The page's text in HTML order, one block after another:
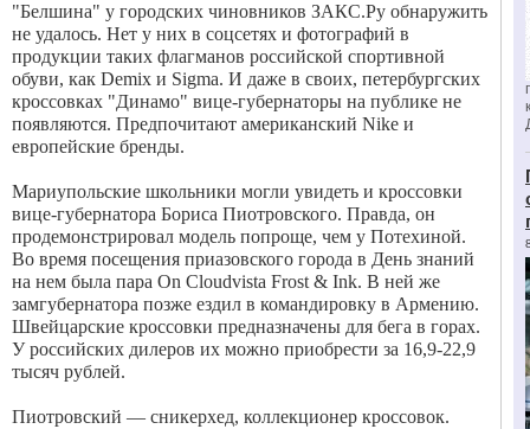
"Белшина" у городских чиновников ЗАКС.Ру обнаружить
не удалось. Нет у них в соцсетях и фотографий в
продукции таких флагманов российской спортивной
обуви, как Demix и Sigma. И даже в своих, петербургских
кроссовках "Динамо" вице-губернаторы на публике не
появляются. Предпочитают американский Nike и
европейские бренды.
Мариупольские школьники могли увидеть и кроссовки
вице-губернатора Бориса Пиотровского. Правда, он
продемонстрировал модель попроще, чем у Потехиной.
Во время посещения приазовского города в День знаний
на нем была пара On Cloudvista Frost & Ink. В ней же
замгубернатора позже ездил в командировку в Армению.
Швейцарские кроссовки предназначены для бега в горах.
У российских дилеров их можно приобрести за 16,9-22,9
тысяч рублей.
Пиотровский — сникерхед, коллекционер кроссовок.